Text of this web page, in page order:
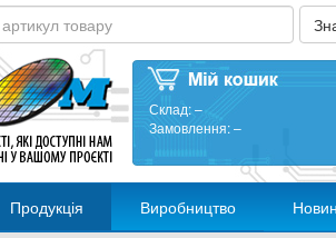
Склад:–
Замовлення:–
Продукція Виробництво